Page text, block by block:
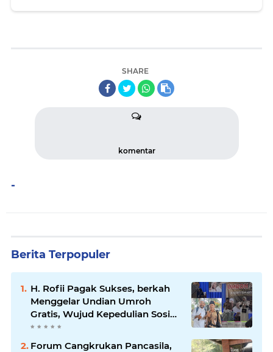
SHARE
komentar
-
Berita Terpopuler
H. Rofii Pagak Sukses, berkah
Menggelar Undian Umroh
Gratis, Wujud Kepedulian Sosial
berbagi.
Forum Cangkrukan Pancasila,